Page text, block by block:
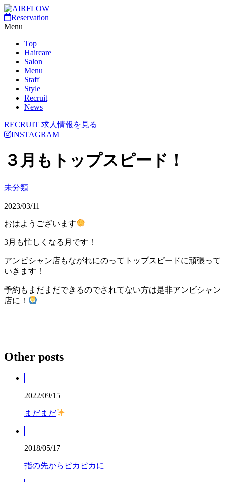
Reservation
Menu
Top
Haircare
Salon
Menu
Staff
Style
Recruit
News
RECRUIT 求人情報を見る
INSTAGRAM
３月もトップスピード！
未分類
2023/03/11
おはようございます
3月も忙しくなる月です！
アンビシャン店もながれにのってトップスピードに頑張って
いきます！
予約もまだまだできるのでされてない方は是非アンビシャン
店に！
Other posts
2022/09/15
まだまだ
2018/05/17
指の先からピカピカに